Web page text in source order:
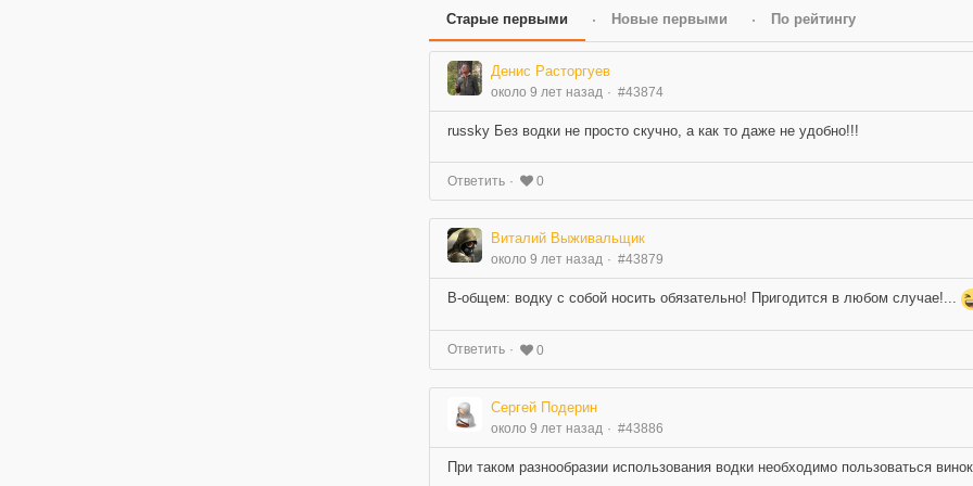
Старые первыми Новые первыми По рейтингу
Денис Расторгуев
около 9 лет назад #43874
russky Без водки не просто скучно, а как то даже не удобно!!!
Ответить 0
Виталий Выживальщик
около 9 лет назад #43879
В-общем: водку с собой носить обязательно! Пригодится в любом случае!...
Ответить 0
Сергей Подерин
около 9 лет назад #43886
При таком разнообразии использования водки необходимо пользоваться